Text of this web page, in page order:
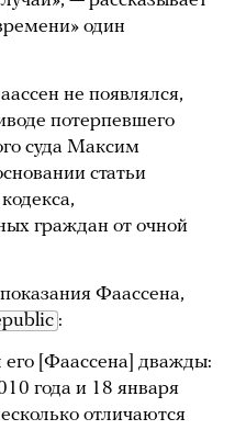
один
не появлялся,
потерпевшего
суда Максим
статьи
граждан от очной
Фаассена,
:
[Фаассена] дважды:
года и 18 января
отличаются